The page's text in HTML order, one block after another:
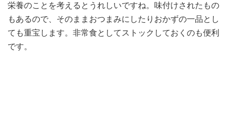
栄養のことを考えるとうれしいですね。味付けされたもの
もあるので、そのままおつまみにしたりおかずの一品とし
ても重宝します。非常食としてストックしておくのも便利
です。